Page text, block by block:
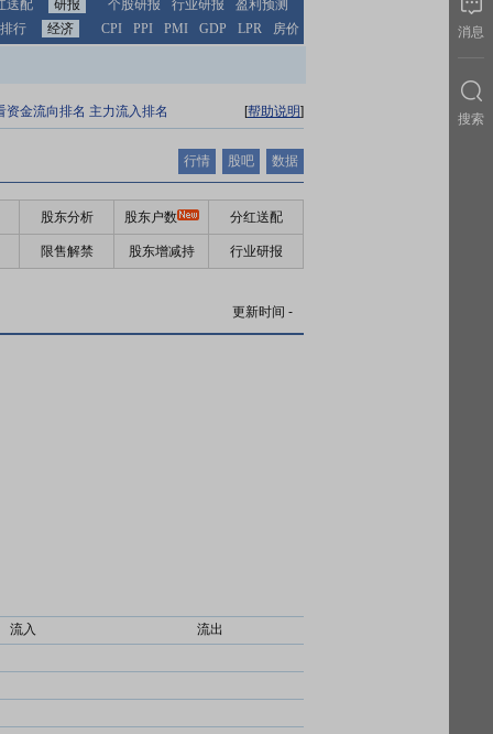
送配 研报 个股研报 行业研报
盈利预测
行
经济 CPI PPI PMI GDP LPR 房价
资金流向排名 主力流入排名 [帮助说明]
行情 股吧 数据
股东分析 股东户数 分红送配
限售解禁 股东增减持 行业研报
更新时间 -
流入 流出
消息
搜索